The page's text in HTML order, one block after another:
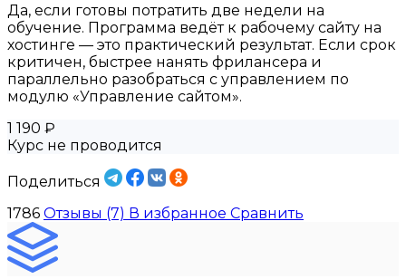
Да, если готовы потратить две недели на
обучение. Программа ведёт к рабочему сайту на
хостинге — это практический результат. Если срок
критичен, быстрее нанять фрилансера и
параллельно разобраться с управлением по
модулю «Управление сайтом».
1 190 ₽
Курс не проводится
Поделиться
1786 Отзывы (7) В избранное Сравнить